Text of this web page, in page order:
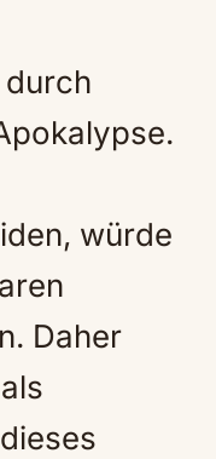
würde
Daher